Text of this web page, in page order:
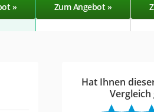
» Zum Angebot »
Hat Ihnen
Vergleich